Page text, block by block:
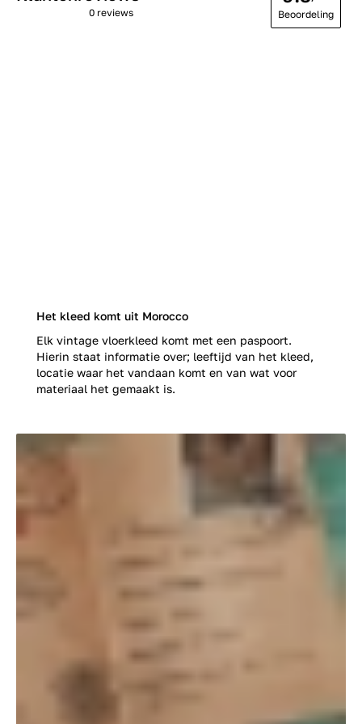
Het kleed komt uit Morocco
Elk vintage vloerkleed komt met een paspoort.
Hierin staat informatie over; leeftijd van het kleed,
locatie waar het vandaan komt en van wat voor
materiaal het gemaakt is.
0 reviews Beoordeling